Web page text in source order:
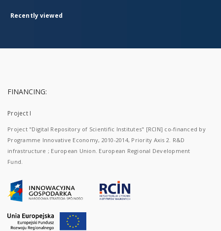
Recently viewed
FINANCING:
Project I
Project "Digital Repository of Scientific Institutes" [RCIN] co-financed by
Programme Innovative Economy, 2010-2014, Priority Axis 2. R&D
infrastructure ; European Union. European Regional Development
Fund.